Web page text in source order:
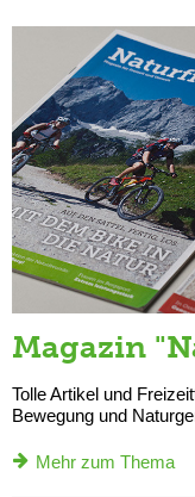
Magazin
Tolle Artikel und
Bewegung und
Mehr zum Thema